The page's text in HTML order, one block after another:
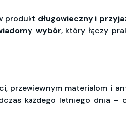
produkt długowieczny i
wybór, który łączy
przewiewnym materiałom i
każdego letniego dnia –